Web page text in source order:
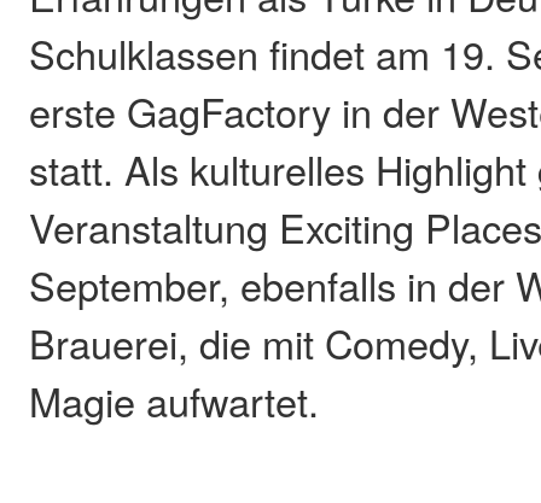
Schulklassen findet am 19.
erste GagFactory in der
statt. Als kulturelles Highlight
Veranstaltung Exciting
September, ebenfalls in der
Brauerei, die mit Comedy,
Magie aufwartet.